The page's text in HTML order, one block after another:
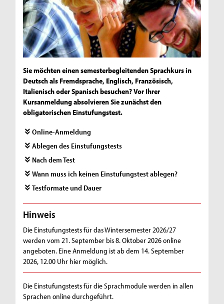
Sie möchten einen semesterbegleitenden Sprachkurs in
Deutsch als Fremdsprache, Englisch, Französisch,
Italienisch oder Spanisch besuchen? Vor Ihrer
Kursanmeldung absolvieren Sie zunächst den
obligatorischen Einstufungstest.
Online-Anmeldung
Ablegen des Einstufungstests
Nach dem Test
Wann muss ich keinen Einstufungstest ablegen?
Testformate und Dauer
Hinweis
Die Einstufungstests für das Wintersemester 2026/27
werden vom 21. September bis 8. Oktober 2026 online
angeboten. Eine Anmeldung ist ab dem 14. September
2026, 12.00 Uhr hier möglich.
Die Einstufungstests für die Sprachmodule werden in allen
Sprachen online durchgeführt.